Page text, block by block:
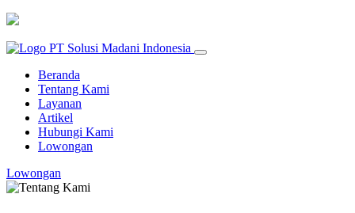
Beranda
Tentang Kami
Layanan
Artikel
Hubungi Kami
Lowongan
Lowongan